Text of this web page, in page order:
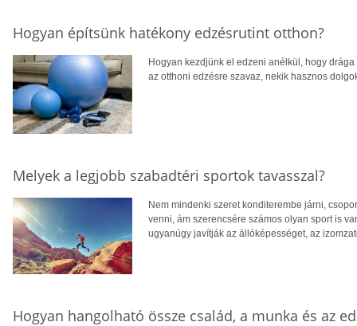
Hogyan építsünk hatékony edzésrutint otthon?
Hogyan kezdjünk el edzeni anélkül, hogy
az otthoni edzésre szavaz, nekik hasznos
Melyek a legjobb szabadtéri sportok tavasszal?
Nem mindenki szeret konditerembe járni,
venni, ám szerencsére számos olyan sport is
ugyanúgy javítják az állóképességet, az
Hogyan hangolható össze család, a munka és az